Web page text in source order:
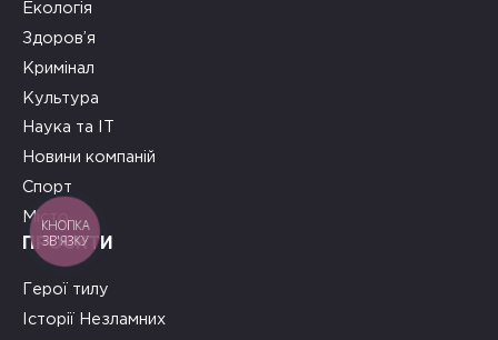
Екологія
Здоров’я
Кримінал
Культура
Наука та ІТ
Новини компаній
Спорт
Місто
ПРОЄКТИ
Герої тилу
Історії Незламних
КНОПКА
ЗВ'ЯЗКУ